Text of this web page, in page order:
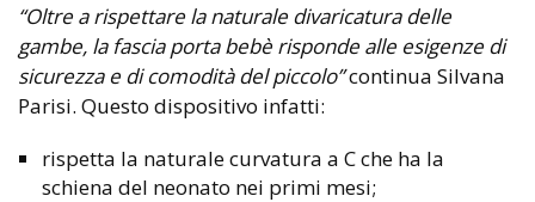
“Oltre a rispettare la naturale divaricatura delle
gambe, la fascia porta bebè risponde alle esigenze di
sicurezza e di comodità del piccolo”continua Silvana
Parisi. Questo dispositivo infatti:
rispetta la naturale curvatura a C che ha la
schiena del neonato nei primi mesi;